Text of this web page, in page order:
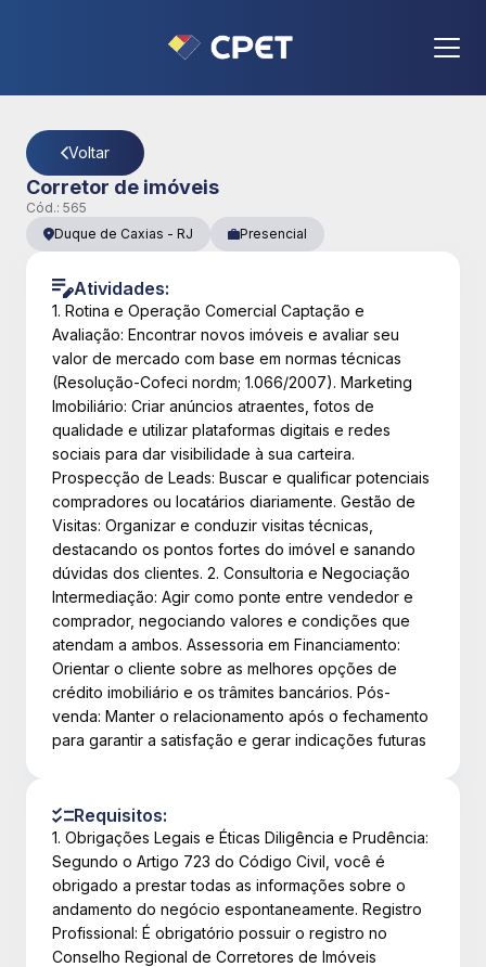
Voltar
Corretor de imóveis
Cód.: 565
Duque de Caxias - RJ Presencial
Atividades:
1. Rotina e Operação Comercial Captação e
Avaliação: Encontrar novos imóveis e avaliar seu
valor de mercado com base em normas técnicas
(Resolução-Cofeci nordm; 1.066/2007). Marketing
Imobiliário: Criar anúncios atraentes, fotos de
qualidade e utilizar plataformas digitais e redes
sociais para dar visibilidade à sua carteira.
Prospecção de Leads: Buscar e qualificar potenciais
compradores ou locatários diariamente. Gestão de
Visitas: Organizar e conduzir visitas técnicas,
destacando os pontos fortes do imóvel e sanando
dúvidas dos clientes. 2. Consultoria e Negociação
Intermediação: Agir como ponte entre vendedor e
comprador, negociando valores e condições que
atendam a ambos. Assessoria em Financiamento:
Orientar o cliente sobre as melhores opções de
crédito imobiliário e os trâmites bancários. Pós-
venda: Manter o relacionamento após o fechamento
para garantir a satisfação e gerar indicações futuras
Requisitos:
1. Obrigações Legais e Éticas Diligência e Prudência:
Segundo o Artigo 723 do Código Civil, você é
obrigado a prestar todas as informações sobre o
andamento do negócio espontaneamente. Registro
Profissional: É obrigatório possuir o registro no
Conselho Regional de Corretores de Imóveis